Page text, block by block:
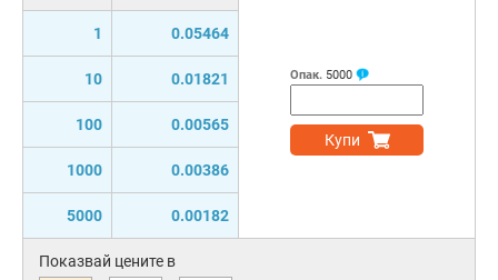
1 0.05464
10 0.01821
100 0.00565
1000 0.00386
5000 0.00182
Опак. 5000
Купи
Показвай цените в